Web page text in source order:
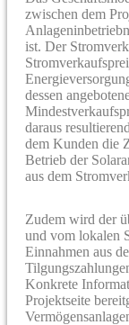
zwischen dem
ist. Der
dessen
daraus
dem Kunden die
Betrieb der
aus dem
Zudem wird der
und vom lokalen
Einnahmen aus
Konkrete
Projektseite